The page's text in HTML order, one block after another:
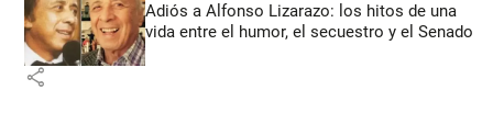
Adiós a Alfonso Lizarazo: los hitos de una
vida entre el humor, el secuestro y el Senado
share